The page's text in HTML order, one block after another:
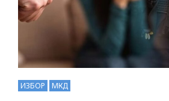
ИЗБОР МКД